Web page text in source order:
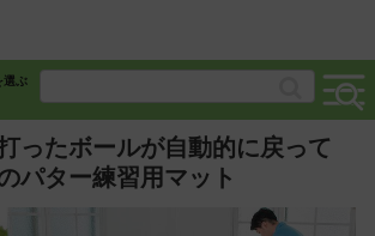
選ぶ
ったボールが自動的に戻って
パター練習用マット